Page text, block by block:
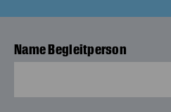
Name Begleitperson